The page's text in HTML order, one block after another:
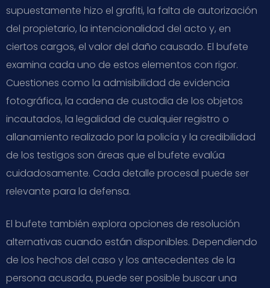
supuestamente hizo el grafiti, la falta de autorización
del propietario, la intencionalidad del acto y, en
ciertos cargos, el valor del daño causado. El bufete
examina cada uno de estos elementos con rigor.
Cuestiones como la admisibilidad de evidencia
fotográfica, la cadena de custodia de los objetos
incautados, la legalidad de cualquier registro o
allanamiento realizado por la policía y la credibilidad
de los testigos son áreas que el bufete evalúa
cuidadosamente. Cada detalle procesal puede ser
relevante para la defensa.
El bufete también explora opciones de resolución
alternativas cuando están disponibles. Dependiendo
de los hechos del caso y los antecedentes de la
persona acusada, puede ser posible buscar una